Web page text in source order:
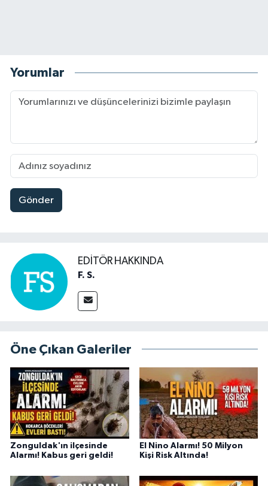
Yorumlar
Gönder
EDITÖR HAKKINDA
F. S.
Öne Çıkan Galeriler
Zonguldak'ın ilçesinde
Alarmı! Kabus geri geldi!
El Nino Alarmı! 50 Milyon
Kişi Risk Altında!